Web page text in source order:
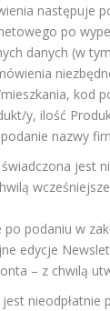
następuje
po
danych (w
y, ilość
nazwy
jest
podaniu w
edycje
– z chwilą